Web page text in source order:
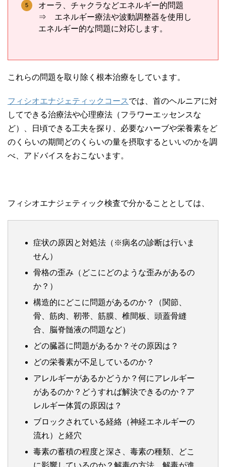
オーラ、チャクラなどエネルギー的問題
⇒ エネルギー療法や波動調整器を使用し
エネルギー的な問題に対応します。
これらの問題を取り除く根本治療をしています。
フィシオエナジェティックコース では、首のヘルニアに対
してできる治療法や心理療法（フラワーエッセンスな
ど）、日頃できる工夫を探り、必要なハーブや栄養素をど
のくらいの期間どのくらいの量を摂取するといいのかを調
べ、アドバイスをおこないます。
フィシオエナジェティック検査で分かることとしては、
症状の原因と対処法（※病名の診断は行いま
せん）
骨格の歪み（どこにどのような歪みがあるの
か？）
構造的にどこに問題があるのか？（関節、
骨、筋肉、靭帯、筋膜、椎間板、頭蓋骨縫
合、脳脊髄液の問題など）
どの臓器に問題があるか？その原因は？
どの栄養素が不足しているのか？
アレルギーがあるかどうか？何にアレルギー
があるのか？どうすれば解決できるのか？ア
レルギー体質の原因は？
ブロックされている経絡（神経エネルギーの
流れ）と経穴
毒素の蓄積の程度と深さ、毒素の種類、どこ
に影響しているのか？解毒の方法、解毒が進